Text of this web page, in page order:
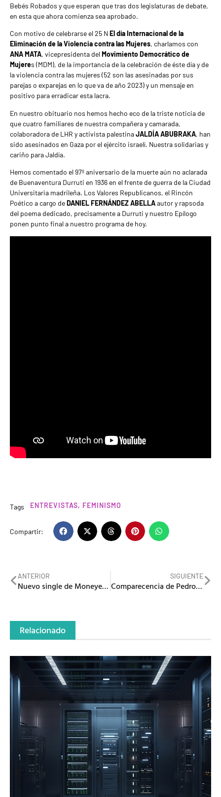
Bebés Robados y que esperan que tras dos legislaturas de debate,
en esta que ahora comienza sea aprobado.
Con motivo de celebrarse el 25 NEl día Internacional de la
Eliminación de la Violencia contra las Mujeres, charlamos con
ANA MATA, vicepresidenta delMovimiento Democrático de
Mujeres (MDM), de la importancia de la celebración de éste día y de
la violencia contra las mujeres (52 son las asesinadas por sus
parejas o exparejas en lo que va de año 2023) y un mensaje en
positivo para erradicar esta lacra.
En nuestro obituario nos hemos hecho eco de la triste noticia de
que cuatro familiares de nuestra compañera y camarada,
colaboradora de LHR y activista palestinaJALDÍA ABUBRAKA, han
sido asesinados en Gaza por el ejército israelí. Nuestra solidarias y
cariño para Jaldía.
Hemos comentado el 97º aniversario de la muerte aún no aclarada
de Buenaventura Durruti en 1936 en el frente de guerra de la Ciudad
Universitaria madrileña. Los Valores Republicanos, el Rincón
Poético a cargo deDANIEL FERNÁNDEZ ABELLAautor y rapsoda
del poema dedicado, precisamente a Durruti y nuestro Epílogo
ponen punto final a nuestro programa de hoy.
Tags ENTREVISTAS, FEMINISMO
Compartir:
ANTERIOR
Nuevo single de Moneye «El giro prohibido»
SIGUIENTE
Comparecencia de Pedro Sánchez junto al primer ministro de Bélgica y al presidente de Egipto
Relacionado